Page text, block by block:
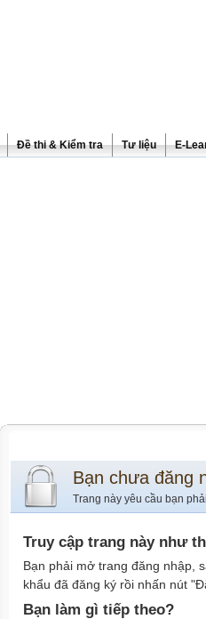
Đề thi & Kiểm tra Tư liệu E-
Bạn chưa đăng
Trang này yêu cầu bạn
Truy cập trang này như
Bạn phải mở trang đăng nhập,
khẩu đã đăng ký rồi nhấn nút
Bạn làm gì tiếp theo?